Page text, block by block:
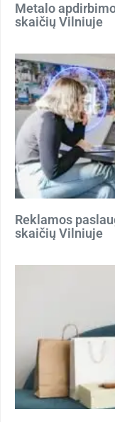
Metalo
skaičių Vilniuje
Reklamos
skaičių Vilniuje